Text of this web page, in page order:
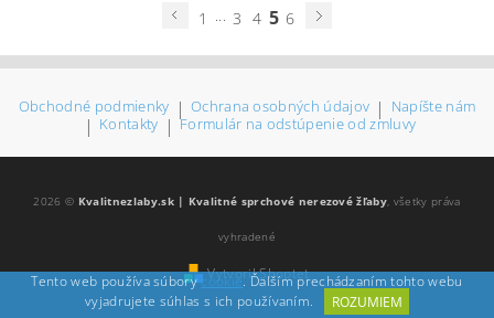
1 ... 3 4 5 6
Obchodné podmienky | Ochrana osobných údajov | Napíšte nám
| Kontakty | Formulár na odstúpenie od zmluvy
2026 © Kvalitnezlaby.sk | Kvalitné sprchové nerezové žľaby, všetky práva
vyhradené
Vytvoril Shoptet
Tento web používa súborycookie. Ďalším prechádzaním tohto webu
vyjadrujete súhlas s ich používaním.
ROZUMIEM